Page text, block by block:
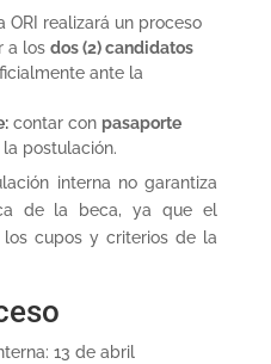
ORI realizará un proceso
a los dos (2) candidatos
ante la
contar con pasaporte
postulación.
interna no garantiza
de la beca, ya que el
cupos y criterios de la
13 de abril